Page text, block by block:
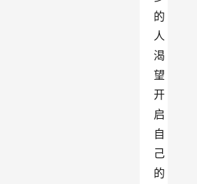
的
人
渴
望
开
启
自
己
的